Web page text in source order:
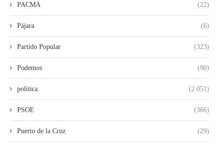
PACMA (22)
Pájara (6)
Partido Popular (323)
Podemos (90)
política (2.051)
PSOE (366)
Puerto de la Cruz (29)